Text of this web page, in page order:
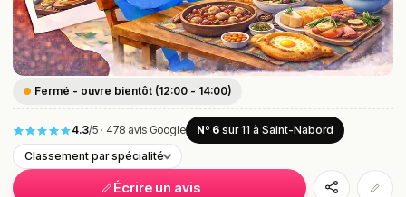
Fermé - ouvre bientôt (12:00 - 14:00)
4.3/5 · 478 avis Google Nº 6 sur 11 à Saint-Nabord
Classement par spécialité
Écrire un avis